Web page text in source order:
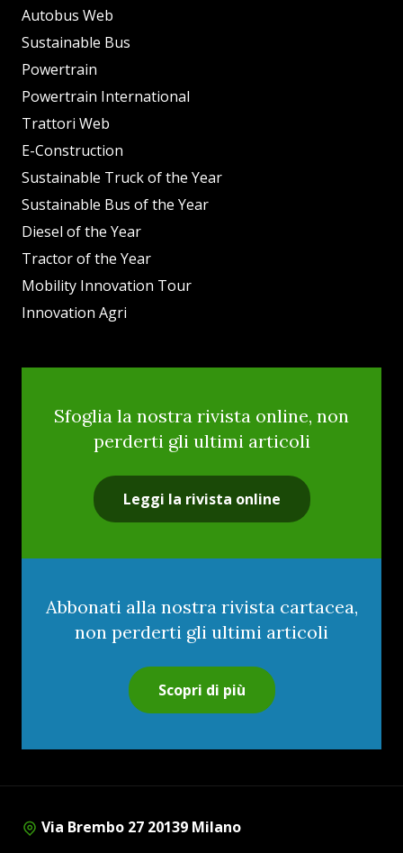
Autobus Web
Sustainable Bus
Powertrain
Powertrain International
Trattori Web
E-Construction
Sustainable Truck of the Year
Sustainable Bus of the Year
Diesel of the Year
Tractor of the Year
Mobility Innovation Tour
Innovation Agri
Sfoglia la nostra rivista online, non
perderti gli ultimi articoli
Leggi la rivista online
Abbonati alla nostra rivista cartacea,
non perderti gli ultimi articoli
Scopri di più
Via Brembo 27 20139 Milano